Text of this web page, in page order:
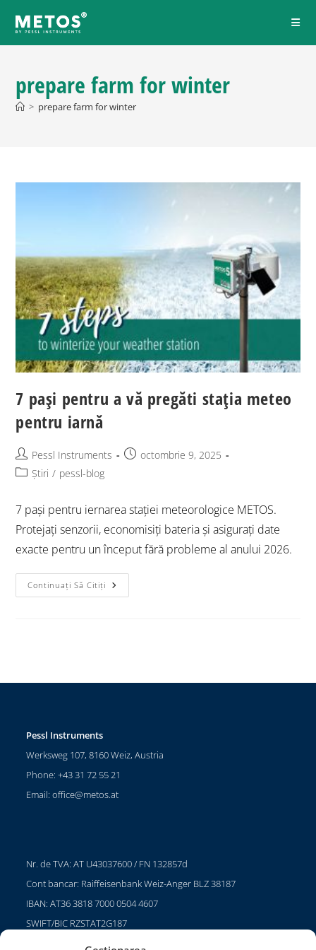
prepare farm for winter
> prepare farm for winter
7 pași pentru a vă pregăti stația meteo
pentru iarnă
Pessl Instruments
octombrie 9, 2025
Știri / pessl-blog
7 pași pentru iernarea stației meteorologice METOS.
Protejați senzorii, economisiți bateria și asigurați date
exacte pentru un început fără probleme al anului 2026.
Continuați Să Citiți
Pessl Instruments
Werksweg 107, 8160 Weiz, Austria
Phone: +43 31 72 55 21
Email:office@metos.at
Nr. de TVA: AT U43037600 / FN 132857d
Cont bancar: Raiffeisenbank Weiz-Anger BLZ 38187
IBAN: AT36 3818 7000 0504 4607
SWIFT/BIC RZSTAT2G187